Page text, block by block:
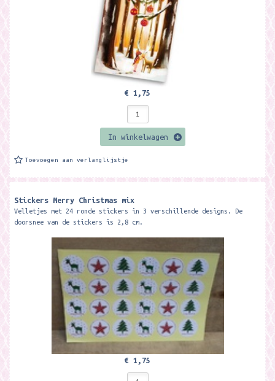
€ 1,75
In winkelwagen
Toevoegen aan verlanglijstje
Stickers Merry Christmas mix
Velletjes met 24 ronde stickers in 3 verschillende designs. De
doorsnee van de stickers is 2,8 cm.
€ 1,75